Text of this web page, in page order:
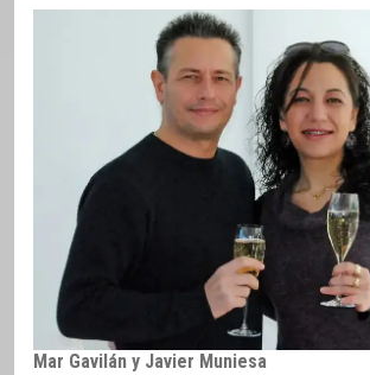
Mar Gavilán y Javier Muniesa